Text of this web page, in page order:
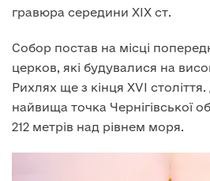
гравюра середини XIX ст.
Собор постав на місці
церков, які будувалися на
Рихлях ще з кінця XVI
найвища точка Чернігівської
212 метрів над рівнем моря.